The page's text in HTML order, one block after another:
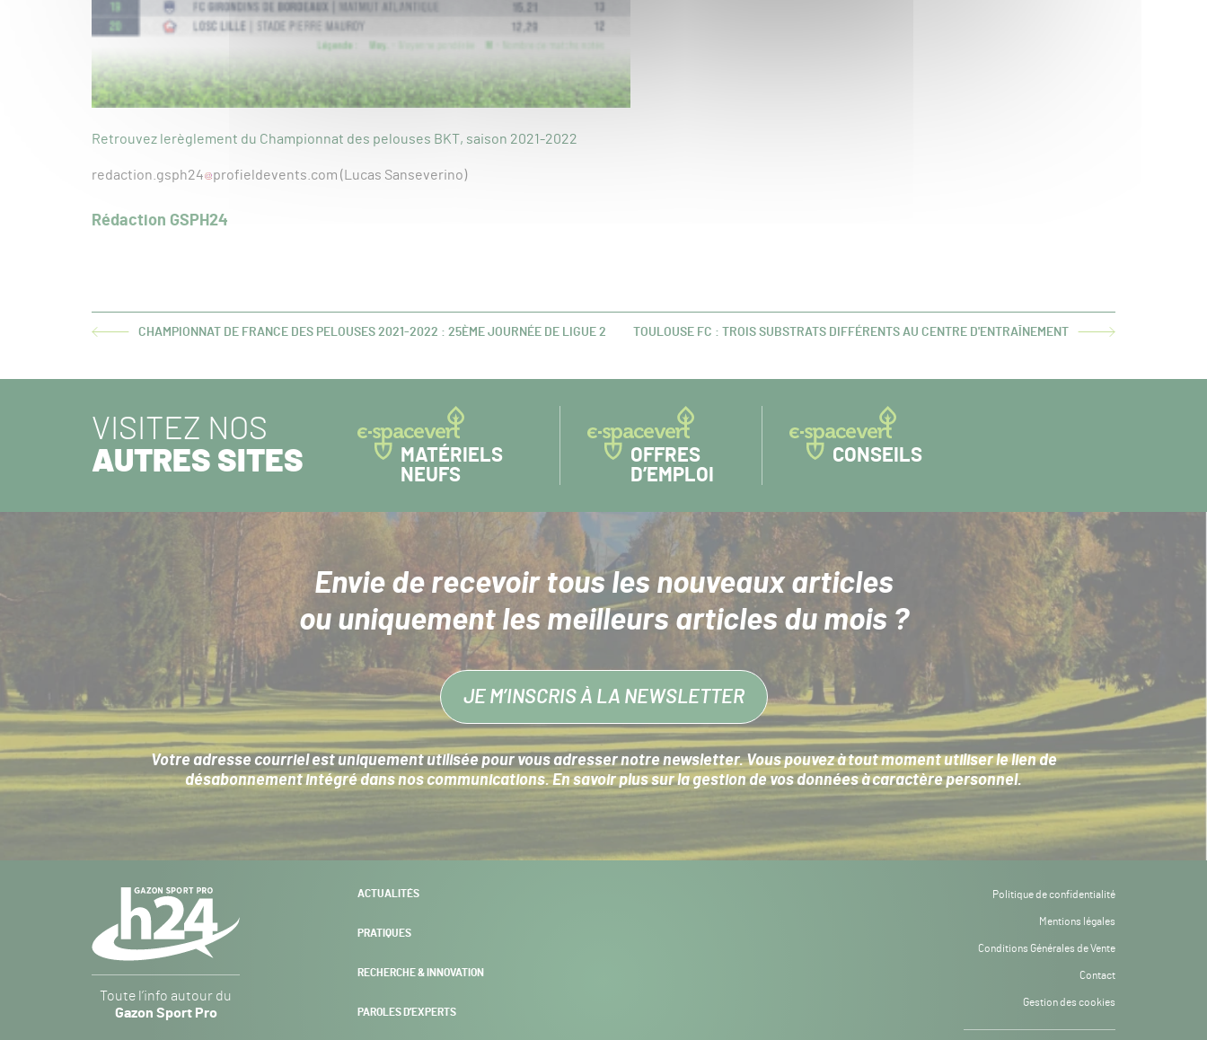
Retrouvez lerèglement du Championnat des pelouses BKT, saison 2021-2022
redaction.gsph24 profieldevents.com (Lucas Sanseverino)
Rédaction GSPH24
ARTICLECHAMPIONNAT DE FRANCE DES PELOUSES 2021-2022 : 25ÈME JOURNÉE DE LIGUE 2
ARTICLE
TOULOUSE FC : TROIS SUBSTRATS DIFFÉRENTS AU CENTRE D'ENTRAÎNEMENT
VISITEZ NOS
AUTRES SITES
MATÉRIELS
NEUFS
OFFRES
D’EMPLOI
CONSEILS
Envie de recevoir tous les nouveaux articles
ou uniquement les meilleurs articles du mois ?
JE M’INSCRIS À LA NEWSLETTER
Votre adresse courriel est uniquement utilisée pour vous adresser notre newsletter. Vous pouvez à tout moment utiliser le lien de
désabonnement intégré dans nos communications. En savoir plus sur lagestion de vos données à caractère personnel.
Sport
Pro
Toute l’info autour du
Gazon Sport Pro
ACTUALITÉS
PRATIQUES
RECHERCHE & INNOVATION
PAROLES D’EXPERTS
Politique de confidentialité
Mentions légales
Conditions Générales de Vente
Contact
Gestion des cookies